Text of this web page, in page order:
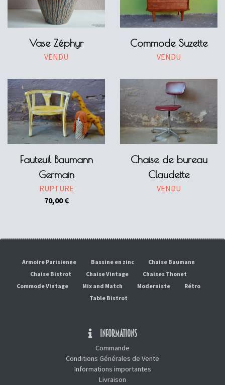
Vase Zéphyr
VENDU
Commode Suzette
VENDU
Fauteuil Baumann
Germain
RUPTURE
70,00€
Chaise de bureau
Claudette
VENDU
Armoire Parisienne Bassine en zinc
Chaise Baumann
Chaise Bistrot
Chaise Vintage
Chaises Thonet
Commode Vintage
Mix and Match Moderniste
Rétro
Table Bistrot
INFORMATIONS
Commande
Conditions Générales de Vente
Informations importantes
Livraison